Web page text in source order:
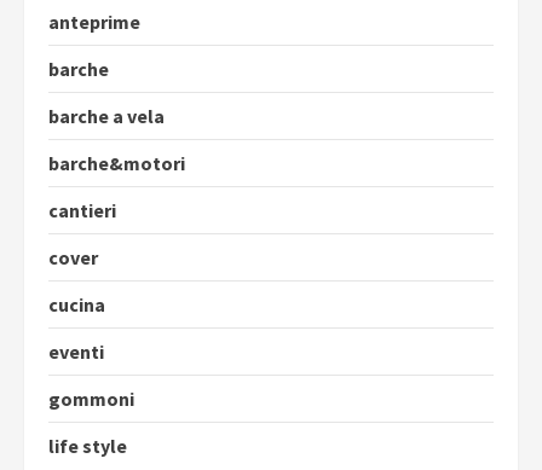
anteprime
barche
barche a vela
barche&motori
cantieri
cover
cucina
eventi
gommoni
life style